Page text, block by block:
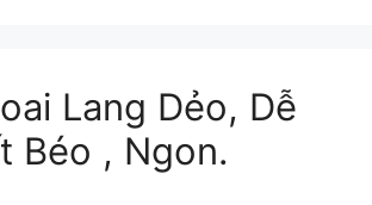
Lang Dẻo, Dễ
Béo , Ngon.